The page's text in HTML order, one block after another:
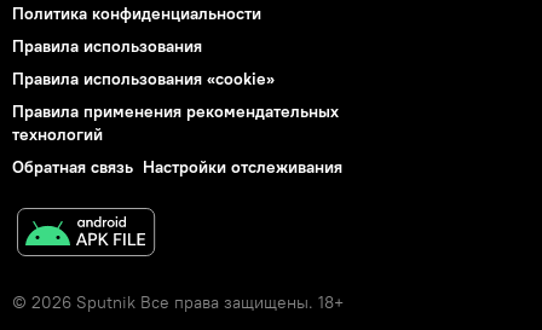
Политика конфиденциальности
Правила использования
Правила использования «cookie»
Правила применения рекомендательных
технологий
Обратная связь Настройки отслеживания
© 2026 Sputnik Все права защищены. 18+